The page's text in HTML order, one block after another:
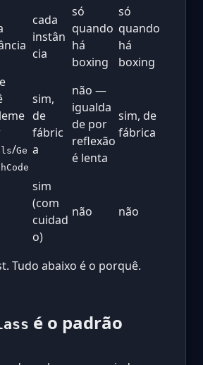
cada
instân
cia
só
quando
há
boxing
só
quando
há
boxing
/Ge
sim,
de
fábric
a
não —
igualda
de por
reflexão
é lenta
sim, de
fábrica
sim
(com
cuidad
o)
não não
Tudo abaixo é o porquê.
é o padrão